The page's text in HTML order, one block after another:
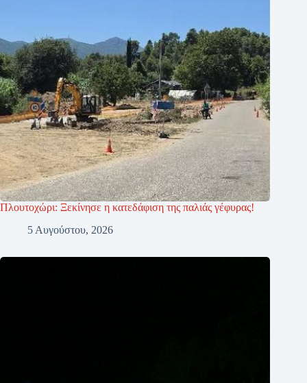
Πλουτοχώρι: Ξεκίνησε η κατεδάφιση της παλιάς γέφυρας!
5 Αυγούστου, 2026